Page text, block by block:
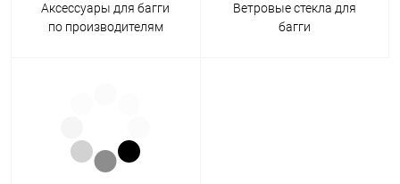
Аксессуары для багги
по производителям
Ветровые стекла для
багги